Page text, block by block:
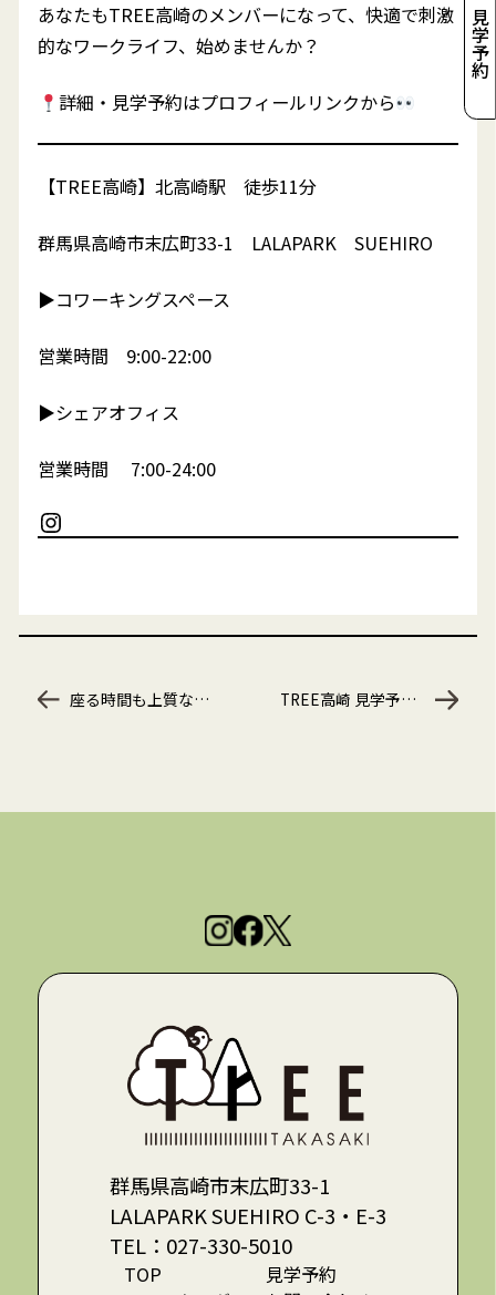
見学予約
あなたもTREE高崎のメンバーになって、快適で刺激
的なワークライフ、始めませんか？
詳細・見学予約はプロフィールリンクから
【TREE高崎】北高崎駅 徒歩11分
群馬県高崎市末広町33-1 LALAPARK SUEHIRO
▶︎コワーキングスペース
営業時間 9:00-22:00
▶︎シェアオフィス
営業時間 7:00-24:00
Instagram
座る時間も上質なひとときに♪ TREE高崎 見学予約受付中です！
群馬県高崎市末広町33-1
LALAPARK SUEHIRO C-3・E-3
TEL： 027-330-5010
TOP
見学予約